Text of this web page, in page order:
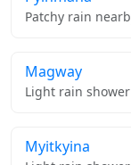
Patchy rain
Magway
Light rain shower
Myitkyina